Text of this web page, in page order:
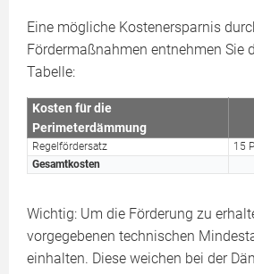
Eine mögliche Kostenersparnis
Fördermaßnahmen entnehmen Sie
Tabelle:
Kosten für die
Perimeterdämmung
Regelfördersatz 15
Gesamtkosten
Wichtig: Um die Förderung zu
vorgegebenen technischen
einhalten. Diese weichen bei der